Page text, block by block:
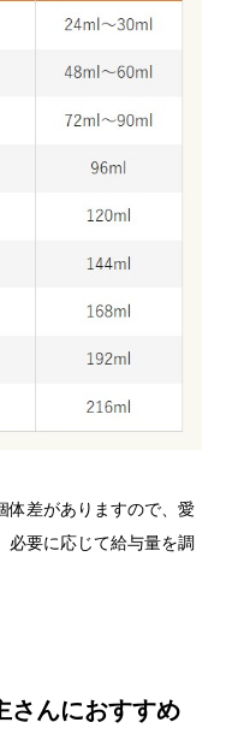
体差がありますので、愛
必要に応じて給与量を調
さんにおすすめ